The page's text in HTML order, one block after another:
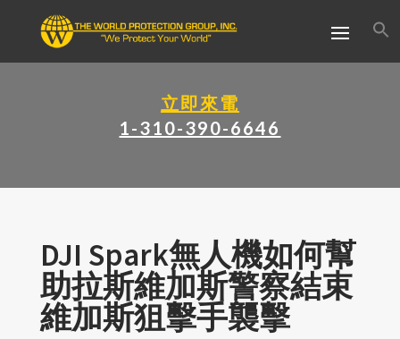
立即來電
1-310-390-6646
DJI Spark無人機如何幫
助拉斯維加斯警察結束
維加斯狙擊手襲擊